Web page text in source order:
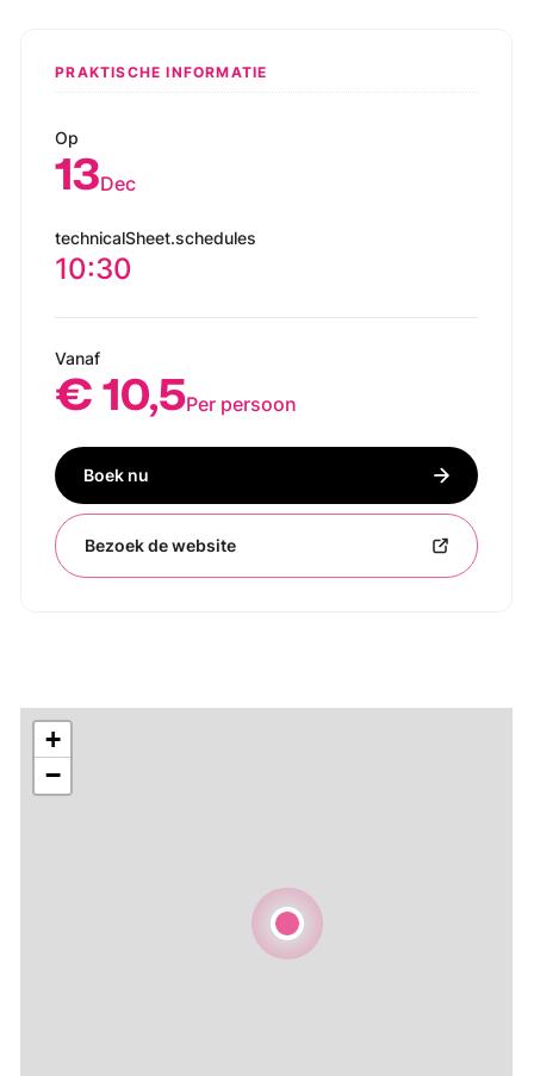
PRAKTISCHE INFORMATIE
Op
13Dec
technicalSheet.schedules
10:30
Vanaf
€ 10,5Per persoon
Boek nu
Bezoek de website
+
−